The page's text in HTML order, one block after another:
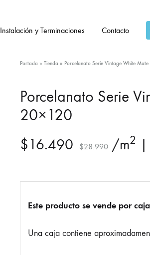
Instalación y Terminaciones Contacto
Portada » Tienda » Porcelanato Serie Vintage White
Porcelanato Serie
20×120
$16.490 $28.990 /m2 |
Este producto se vende por
Una caja contiene